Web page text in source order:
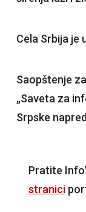
Cela Srbija je
Saopštenje
„Saveta za
Srpske
Pratite
stranici